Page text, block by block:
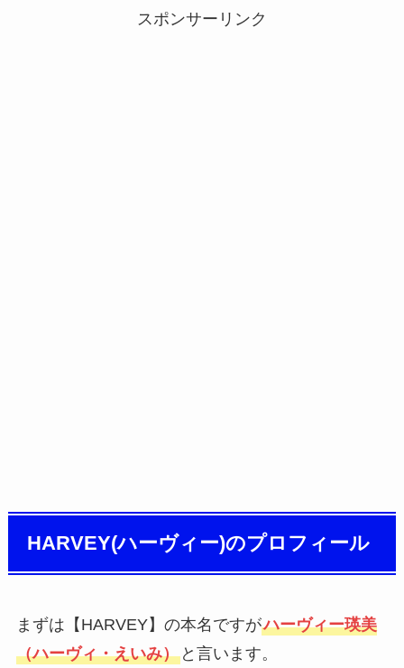
スポンサーリンク
HARVEY(ハーヴィー)のプロフィール
まずは【HARVEY】の本名ですがハーヴィー瑛美
（ハーヴィ・えいみ）と言います。